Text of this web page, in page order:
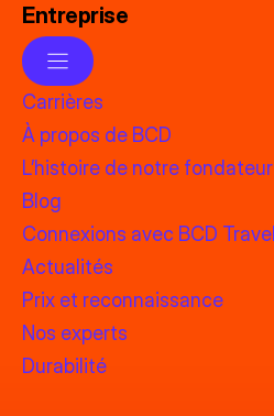
Entreprise
Carrières
À propos de BCD
L’histoire de notre fondateur
Blog
Connexions avec BCD Travel
Actualités
Prix et reconnaissance
Nos experts
Durabilité